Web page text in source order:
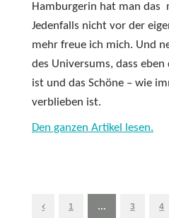
Hamburgerin hat man das
Jedenfalls nicht vor der
mehr freue ich mich. Und
des Universums, dass
ist und das Schöne – wie
verblieben ist.
Den ganzen Artikel lesen.
1 … 3 4